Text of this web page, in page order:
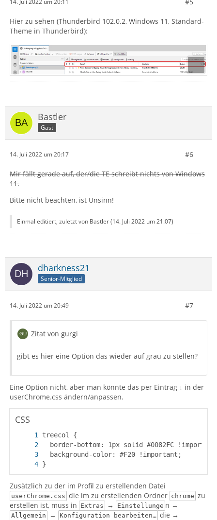
14. Juli 2022 um 20:11
Hier zu sehen (Thunderbird 102.0.2, Windows 11, Standard-
Theme in Thunderbird):
Bastler
Gast
14. Juli 2022 um 20:17 #6
Mir fällt gerade auf, der/die TE schreibt nichts von Windows
11.
Bitte nicht beachten, ist Unsinn!
Einmal editiert, zuletzt von Bastler (14. Juli 2022 um 21:07)
dharkness21
Senior-Mitglied
14. Juli 2022 um 20:49 #7
Zitat von gurgi
gibt es hier eine Option das wieder auf grau zu stellen?
Eine Option nicht, aber man könnte das per Eintrag ↓ in der
userChrome.css ändern/anpassen.
CSS
}
Zusätzlich zu der im Profil zu erstellenden Datei
userChrome.css die im zu erstellenden Ordner chrome zu
erstellen ist, muss in Extras → Einstellunge n →
Allgemein → Konfiguration bearbeiten… die →